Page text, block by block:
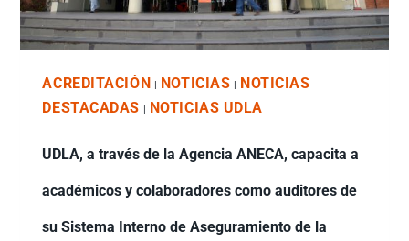
ACREDITACIÓN NOTICIAS
NOTICIAS
DESTACADAS
NOTICIAS UDLA
UDLA, a través de la Agencia ANECA, capacita a
académicos y colaboradores como auditores de
su Sistema Interno de Aseguramiento de la